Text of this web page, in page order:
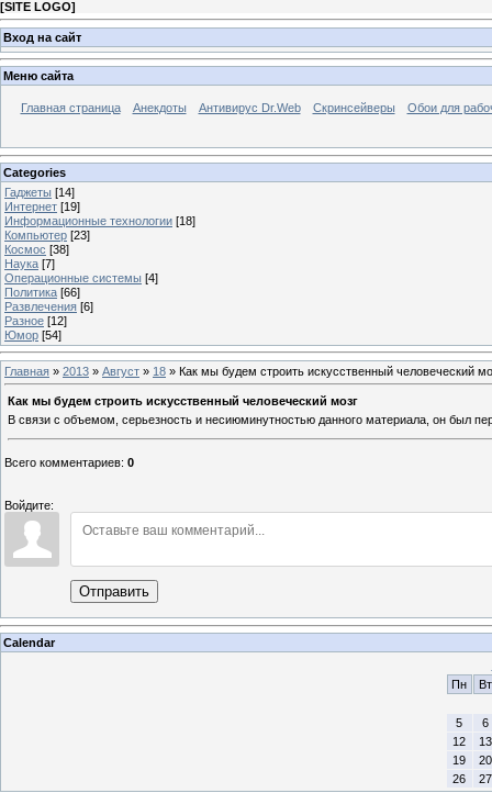
[SITE LOGO]
Вход на сайт
Меню сайта
Главная страница Анекдоты Антивирус Dr.Web Скринсейверы Обои для
Categories
Гаджеты [14]
Интернет [19]
Информационные технологии [18]
Компьютер [23]
Космос [38]
Наука [7]
Операционные системы [4]
Политика [66]
Развлечения [6]
Разное [12]
Юмор [54]
Главная » 2013 » Август » 18 » Как мы будем строить искусственный человеческий
Как мы будем строить искусственный человеческий мозг
В связи с объемом, серьезность и несиюминутностью данного материала, он был
Всего комментариев: 0
Войдите:
Отправить
Calendar
Пн
Вт
5
6
12
13
19
20
26
27